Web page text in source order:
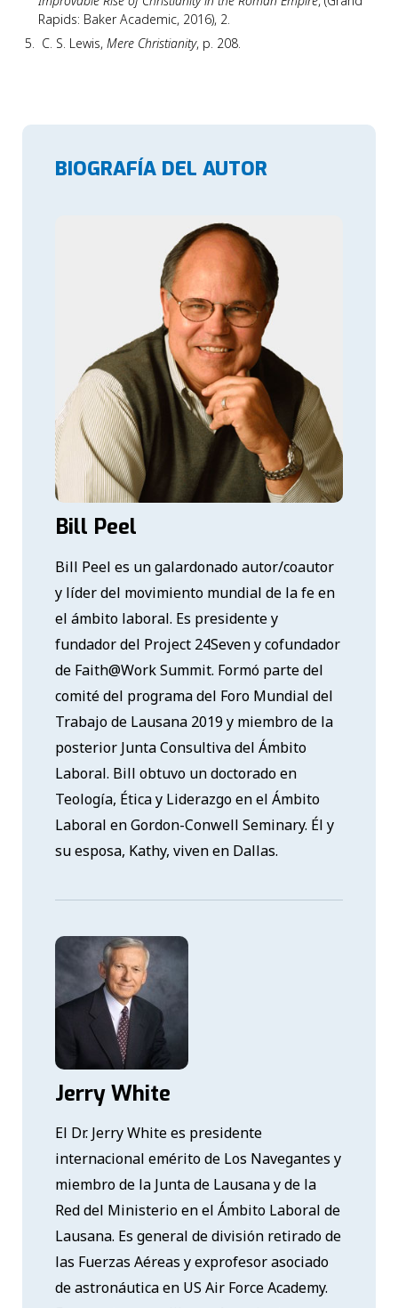
Rapids: Baker Academic, 2016), 2.
C. S. Lewis, Mere Christianity, p. 208.
BIOGRAFÍA DEL AUTOR
Bill Peel
Bill Peel es un galardonado autor/coautor
y líder del movimiento mundial de la fe en
el ámbito laboral. Es presidente y
fundador del Project 24Seven y cofundador
de Faith@Work Summit. Formó parte del
comité del programa del Foro Mundial del
Trabajo de Lausana 2019 y miembro de la
posterior Junta Consultiva del Ámbito
Laboral. Bill obtuvo un doctorado en
Teología, Ética y Liderazgo en el Ámbito
Laboral en Gordon-Conwell Seminary. Él y
su esposa, Kathy, viven en Dallas.
Jerry White
El Dr. Jerry White es presidente
internacional emérito de Los Navegantes y
miembro de la Junta de Lausana y de la
Red del Ministerio en el Ámbito Laboral de
Lausana. Es general de división retirado de
las Fuerzas Aéreas y exprofesor asociado
de astronáutica en US Air Force Academy.